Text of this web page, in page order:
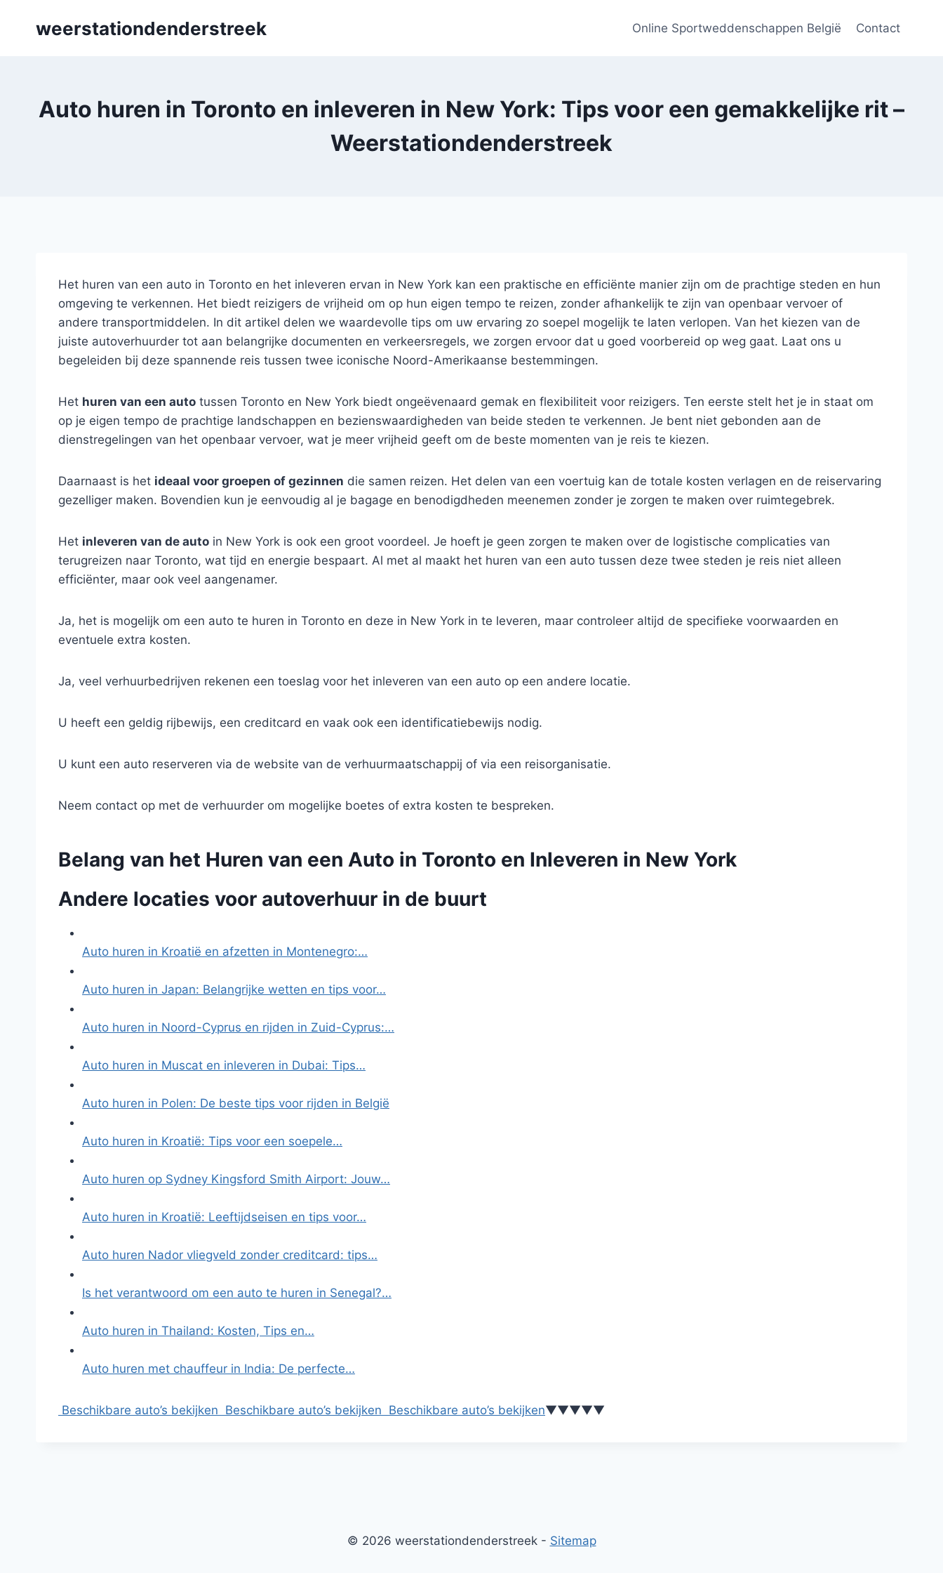
weerstationdenderstreek Online Sportweddenschappen België Contact
Auto huren in Toronto en inleveren in New York: Tips voor een gemakkelijke rit –
Weerstationdenderstreek
Het huren van een auto in Toronto en het inleveren ervan in New York kan een praktische en efficiënte manier zijn om de prachtige steden en hun
omgeving te verkennen. Het biedt reizigers de vrijheid om op hun eigen tempo te reizen, zonder afhankelijk te zijn van openbaar vervoer of
andere transportmiddelen. In dit artikel delen we waardevolle tips om uw ervaring zo soepel mogelijk te laten verlopen. Van het kiezen van de
juiste autoverhuurder tot aan belangrijke documenten en verkeersregels, we zorgen ervoor dat u goed voorbereid op weg gaat. Laat ons u
begeleiden bij deze spannende reis tussen twee iconische Noord-Amerikaanse bestemmingen.
Het huren van een auto tussen Toronto en New York biedt ongeëvenaard gemak en flexibiliteit voor reizigers. Ten eerste stelt het je in staat om
op je eigen tempo de prachtige landschappen en bezienswaardigheden van beide steden te verkennen. Je bent niet gebonden aan de
dienstregelingen van het openbaar vervoer, wat je meer vrijheid geeft om de beste momenten van je reis te kiezen.
Daarnaast is het ideaal voor groepen of gezinnen die samen reizen. Het delen van een voertuig kan de totale kosten verlagen en de reiservaring
gezelliger maken. Bovendien kun je eenvoudig al je bagage en benodigdheden meenemen zonder je zorgen te maken over ruimtegebrek.
Het inleveren van de auto in New York is ook een groot voordeel. Je hoeft je geen zorgen te maken over de logistische complicaties van
terugreizen naar Toronto, wat tijd en energie bespaart. Al met al maakt het huren van een auto tussen deze twee steden je reis niet alleen
efficiënter, maar ook veel aangenamer.
Ja, het is mogelijk om een auto te huren in Toronto en deze in New York in te leveren, maar controleer altijd de specifieke voorwaarden en
eventuele extra kosten.
Ja, veel verhuurbedrijven rekenen een toeslag voor het inleveren van een auto op een andere locatie.
U heeft een geldig rijbewijs, een creditcard en vaak ook een identificatiebewijs nodig.
U kunt een auto reserveren via de website van de verhuurmaatschappij of via een reisorganisatie.
Neem contact op met de verhuurder om mogelijke boetes of extra kosten te bespreken.
Belang van het Huren van een Auto in Toronto en Inleveren in New York
Andere locaties voor autoverhuur in de buurt
Auto huren in Kroatië en afzetten in Montenegro:…
Auto huren in Japan: Belangrijke wetten en tips voor…
Auto huren in Noord-Cyprus en rijden in Zuid-Cyprus:…
Auto huren in Muscat en inleveren in Dubai: Tips…
Auto huren in Polen: De beste tips voor rijden in België
Auto huren in Kroatië: Tips voor een soepele…
Auto huren op Sydney Kingsford Smith Airport: Jouw…
Auto huren in Kroatië: Leeftijdseisen en tips voor…
Auto huren Nador vliegveld zonder creditcard: tips…
Is het verantwoord om een auto te huren in Senegal?…
Auto huren in Thailand: Kosten, Tips en…
Auto huren met chauffeur in India: De perfecte…
Beschikbare auto’s bekijken Beschikbare auto’s bekijken Beschikbare auto’s bekijken▼▼▼▼▼
© 2026 weerstationdenderstreek - Sitemap